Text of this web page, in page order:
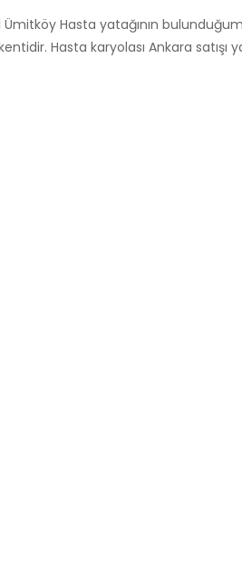
Ümitköy Hasta yatağının
Hasta karyolası Ankara